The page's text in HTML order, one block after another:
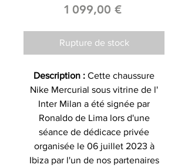
1 099,00 €Prix
Rupture de stock
Description : Cette chaussure
Nike Mercurial sous vitrine de l'
Inter Milan a été signée par
Ronaldo de Lima lors d'une
séance de dédicace privée
organisée le 06 juillet 2023 à
Ibiza par l'un de nos partenaires